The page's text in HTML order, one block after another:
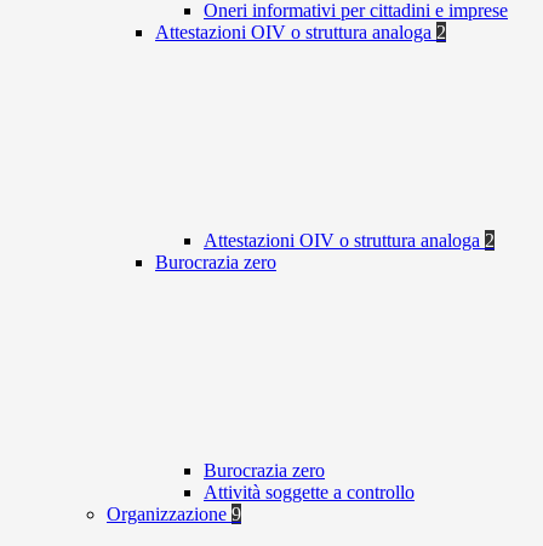
Oneri informativi per cittadini e imprese
Attestazioni OIV o struttura analoga 2
Attestazioni OIV o struttura analoga 2
Burocrazia zero
Burocrazia zero
Attività soggette a controllo
Organizzazione 9